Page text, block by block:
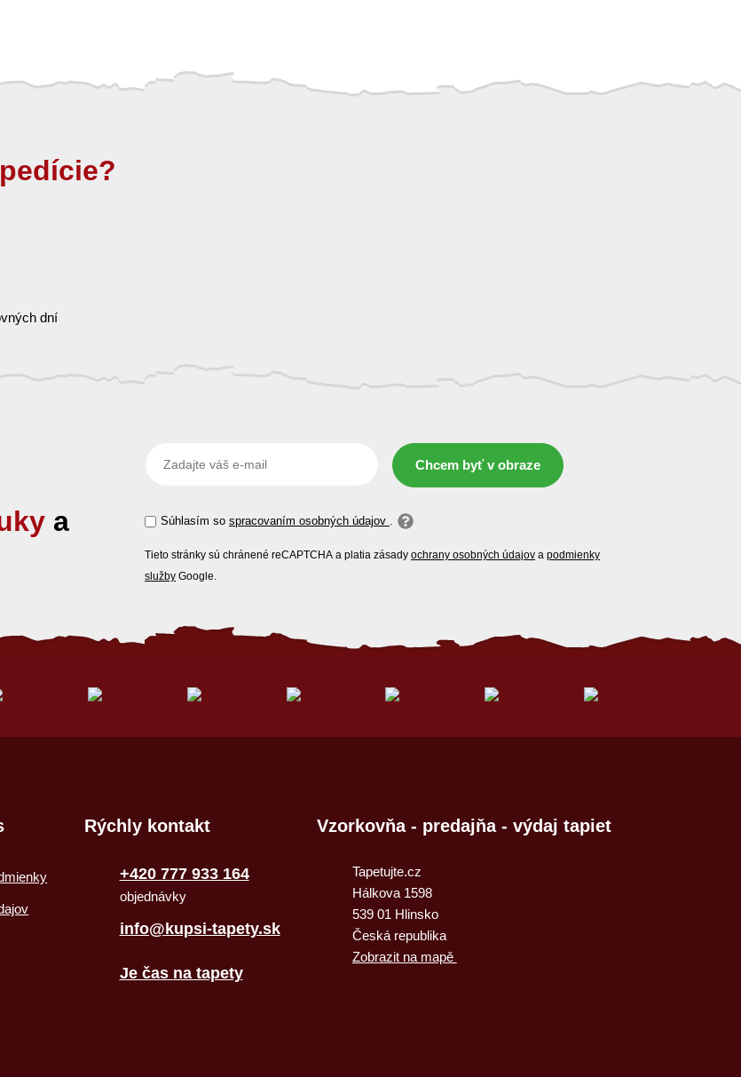
dní
a
Chcem byť v obraze
Súhlasím so spracovaním osobných údajov .
Tieto stránky sú chránené reCAPTCHA a platia zásady ochrany osobných údajov a podmienky
služby Google.
Rýchly kontakt
+420 777 933 164
objednávky
info@kupsi-tapety.sk
Je čas na tapety
Vzorkovňa - predajňa - výdaj tapiet
Tapetujte.cz
Hálkova 1598
539 01 Hlinsko
Česká republika
Zobrazit na mapě